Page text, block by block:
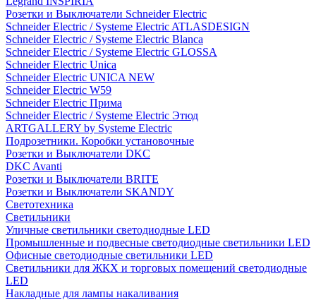
Розетки и Выключатели Schneider Electric
Schneider Electric / Systeme Electric ATLASDESIGN
Schneider Electric / Systeme Electric Blanca
Schneider Electric / Systeme Electric GLOSSA
Schneider Electric Unica
Schneider Electric UNICA NEW
Schneider Electric W59
Schneider Electric Прима
Schneider Electric / Systeme Electric Этюд
ARTGALLERY by Systeme Electric
Подрозетники. Коробки установочные
Розетки и Выключатели DKC
DKC Avanti
Розетки и Выключатели BRITE
Розетки и Выключатели SKANDY
Светотехника
Светильники
Уличные светильники светодиодные LED
Промышленные и подвесные светодиодные светильники LED
Офисные светодиодные светильники LED
Светильники для ЖКХ и торговых помещений светодиодные
LED
Накладные для лампы накаливания